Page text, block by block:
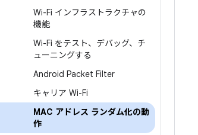
Wi-Fi インフラストラクチャの
機能
Wi-Fi をテスト、デバッグ、チ
ューニングする
Android Packet Filter
キャリア Wi-Fi
MAC アドレス ランダム化の動
作